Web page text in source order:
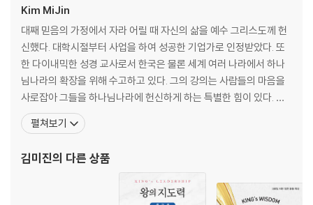
생각을 새롭게 하라
말씀 묵상은 어떻게 하는가
chapter 6 제2차적인 방법으로 말씀하신다(1)
- 성령의 내적 증거와 내적 음성
하나님의 음성은 분별해야 한다
성령의 내적 음성
chapter 7 제2차적인 방법으로 말씀하신다(2)
Kim MiJin
대째 믿음의 가정에서 자라 어릴 때 자신의 삶을 예수 그리스도께 헌
신했다. 대학시절부터 사업을 하여 성공한 기업가로 인정받았다. 또
한 다이내믹한 성경 교사로서 한국은 물론 세계 여러 나라에서 하나
님나라의 확장을 위해 수고하고 있다. 그의 강의는 사람들의 마음을
사로잡아 그들을 하나님나라에 헌신하게 하는 특별한 힘이 있다. 그
는 성경적 재정 원칙과 충성 훈련의 기반 위에서 ‘믿음으로 사는 삶’,
‘청지기의 삶’, ‘단순한 삶’ 훈련하기를 강의한다. 하나님께서 만들어
결정한 성빈으로서의 삶을 실제적으로 훈련시키는 그의
펼쳐보기
김미진의 다른 상품